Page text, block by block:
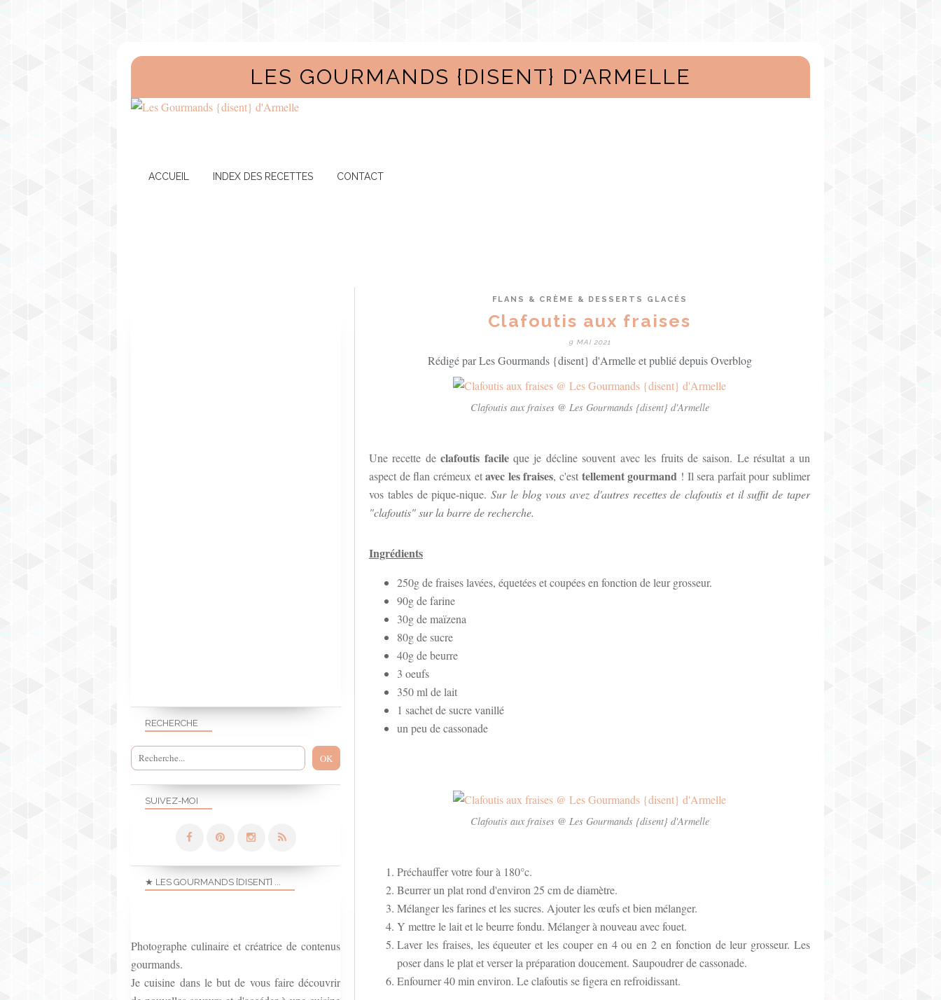
LES GOURMANDS {DISENT} D'ARMELLE
ACCUEIL INDEX DES RECETTES CONTACT
FLANS & CRÈME & DESSERTS GLACÉS
Clafoutis aux fraises
9 MAI 2021
Rédigé par Les Gourmands {disent} d'Armelle et publié depuis Overblog
Clafoutis aux fraises @ Les Gourmands {disent} d'Armelle
Une recette declafoutis facileque je décline souvent avec les fruits de saison. Le résultat a un
aspect de flan crémeux etavec les fraises, c'est tellement gourmand ! Il sera parfait pour sublimer
vos tables de pique-nique.Sur le blog vous avez d'autres recettes de clafoutis et il suffit de taper
"clafoutis" sur la barre de recherche.
Ingrédients
250g de fraises lavées, équetées et coupées en fonction de leur grosseur.
90g de farine
30g de maïzena
80g de sucre
40g de beurre
3 oeufs
350 ml de lait
1 sachet de sucre vanillé
un peu de cassonade
Clafoutis aux fraises @ Les Gourmands {disent} d'Armelle
Préchauffer votre four à 180°c.
Beurrer un plat rond d'environ 25 cm de diamètre.
Mélanger les farines et les sucres. Ajouter les œufs et bien mélanger.
Y mettre le lait et le beurre fondu. Mélanger à nouveau avec fouet.
Laver les fraises, les équeuter et les couper en 4 ou en 2 en fonction de leur grosseur. Les
poser dans le plat et verser la préparation doucement. Saupoudrer de cassonade.
Enfourner 40 min environ. Le clafoutis se figera en refroidissant.
SUIVEZ-MOI
RECHERCHE
★ LES GOURMANDS {DISENT} ...
Photographe culinaire et créatrice de contenus
gourmands.
Je cuisine dans le but de vous faire découvrir